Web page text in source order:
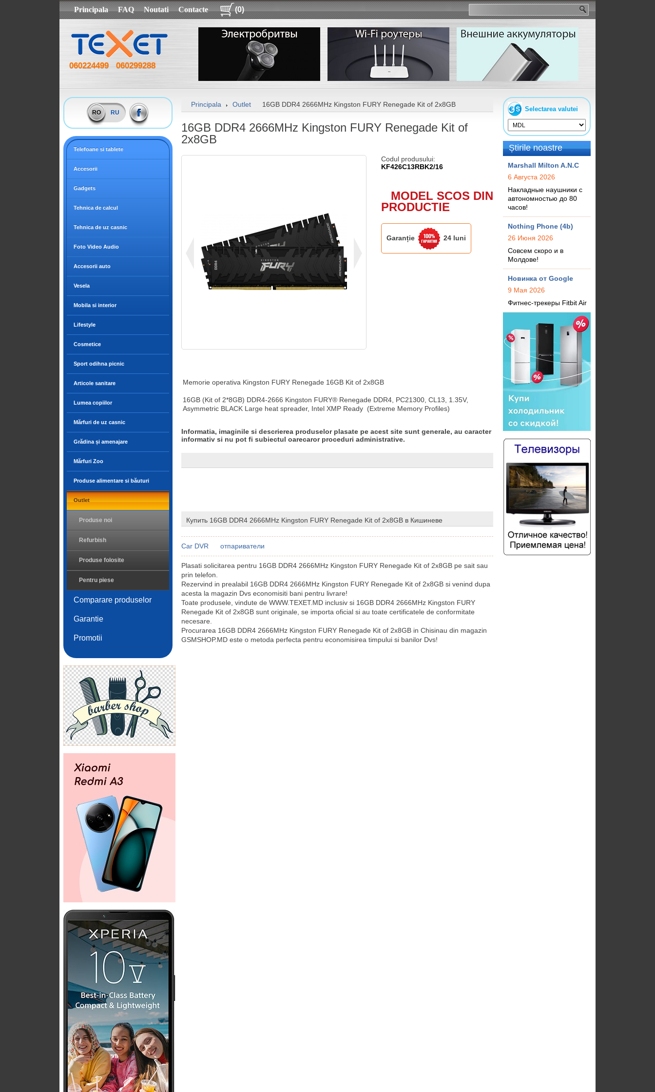
Principala FAQ Noutati Contacte (0)
060224499 060299288
RO RU
Telefoane si tablete
Accesorii
Gadgets
Tehnica de calcul
Tehnica de uz casnic
Foto Video Audio
Accesorii auto
Vesela
Mobila si interior
Lifestyle
Cosmetice
Sport odihna picnic
Articole sanitare
Lumea copiilor
Mărfuri de uz casnic
Grădina și amenajare
Mărfuri Zoo
Produse alimentare si băuturi
Outlet
Produse noi
Refurbish
Produse folosite
Pentru piese
Comparare produselor
Garantie
Promotii
Principala Outlet 16GB DDR4 2666MHz Kingston FURY Renegade Kit of 2x8GB
16GB DDR4 2666MHz Kingston FURY Renegade Kit of
2x8GB
Codul produsului:
KF426C13RBK2/16
MODEL SCOS DIN
PRODUCTIE
Garanție 24 luni
Memorie operativa Kingston FURY Renegade 16GB Kit of 2x8GB
16GB (Kit of 2*8GB) DDR4-2666 Kingston FURY® Renegade DDR4, PC21300, CL13, 1.35V,
Asymmetric BLACK Large heat spreader, Intel XMP Ready  (Extreme Memory Profiles)
Informatia, imaginile si descrierea produselor plasate pe acest site sunt generale, au caracter
informativ si nu pot fi subiectul oarecaror proceduri administrative.
Купить 16GB DDR4 2666MHz Kingston FURY Renegade Kit of 2x8GB в Кишиневе
Car DVR отпариватели
Plasati solicitarea pentru 16GB DDR4 2666MHz Kingston FURY Renegade Kit of 2x8GB pe sait sau
prin telefon.
Rezervind in prealabil 16GB DDR4 2666MHz Kingston FURY Renegade Kit of 2x8GB si venind dupa
acesta la magazin Dvs economisiti bani pentru livrare!
Toate produsele, vindute de WWW.TEXET.MD inclusiv si 16GB DDR4 2666MHz Kingston FURY
Renegade Kit of 2x8GB sunt originale, se importa oficial si au toate certificatele de conformitate
necesare.
Procurarea 16GB DDR4 2666MHz Kingston FURY Renegade Kit of 2x8GB in Chisinau din magazin
GSMSHOP.MD este o metoda perfecta pentru economisirea timpului si banilor Dvs!
Selectarea valutei
Știrile noastre
Marshall Milton A.N.C
6 Августа 2026
Накладные наушники с
автономностью до 80
часов!
Nothing Phone (4b)
26 Июня 2026
Совсем скоро и в
Молдове!
Новинка от Google
9 Мая 2026
Фитнес-трекеры Fitbit Air